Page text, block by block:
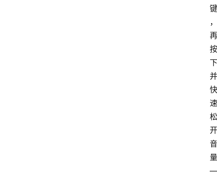
键
，
再
按
下
并
快
速
松
开
音
量
—